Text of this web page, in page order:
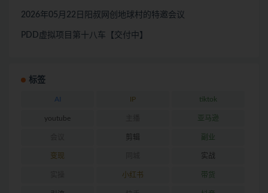
2026年05月22日阳叔网创地球村的特邀会议
PDD虚拟项目第十八车【交付中】
标签
AI IP tiktok
youtube 亚马逊
剪辑 副业
变现 实战
小红书 带货